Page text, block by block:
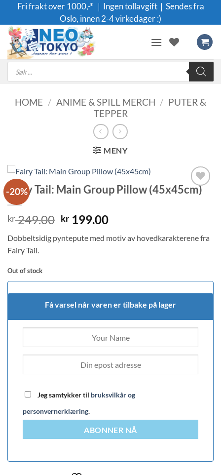
content
Fri frakt over 1000,-* ｜Ingen tollavgift｜Sendes fra
Oslo, innen 2-4 virkedager :)
Products
search
HOME / ANIME & SPILL MERCH / PUTER &
TEPPER
MENY
-20%
Legg til i
Fairy Tail: Main Group Pillow (45x45cm)
kr249.00 Original
was:
kr 199.00Current
is:
Dobbeltsidig pyntepute med motiv av hovedkarakterene fra
Fairy Tail.
Out of stock
Få varsel når varen er tilbake på lager
Jeg samtykker til bruksvilkår og
personvernerklæring.
ABONNER NÅ